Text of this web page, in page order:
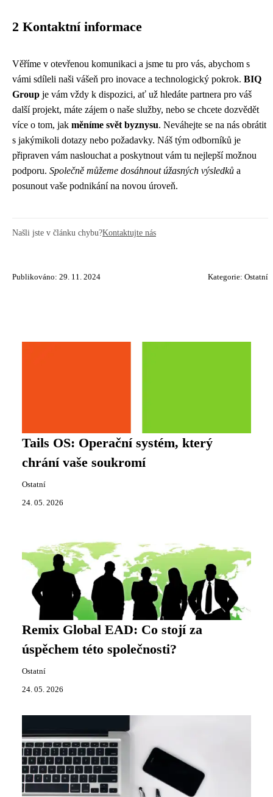
2 Kontaktní informace
Věříme v otevřenou komunikaci a jsme tu pro vás, abychom s
vámi sdíleli naši vášeň pro inovace a technologický pokrok. BIQ
Group je vám vždy k dispozici, ať už hledáte partnera pro váš
další projekt, máte zájem o naše služby, nebo se chcete dozvědět
více o tom, jak měníme svět byznysu. Neváhejte se na nás obrátit
s jakýmikoli dotazy nebo požadavky. Náš tým odborníků je
připraven vám naslouchat a poskytnout vám tu nejlepší možnou
podporu. Společně můžeme dosáhnout úžasných výsledků a
posunout vaše podnikání na novou úroveň.
Našli jste v článku chybu?Kontaktujte nás
Publikováno: 29. 11. 2024 Kategorie: Ostatní
Tails OS: Operační systém, který
chrání vaše soukromí
Ostatní
24. 05. 2026
Remix Global EAD: Co stojí za
úspěchem této společnosti?
Ostatní
24. 05. 2026